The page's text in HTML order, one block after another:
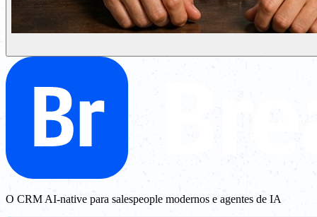
O CRM AI-native para salespeople modernos e agentes de IA